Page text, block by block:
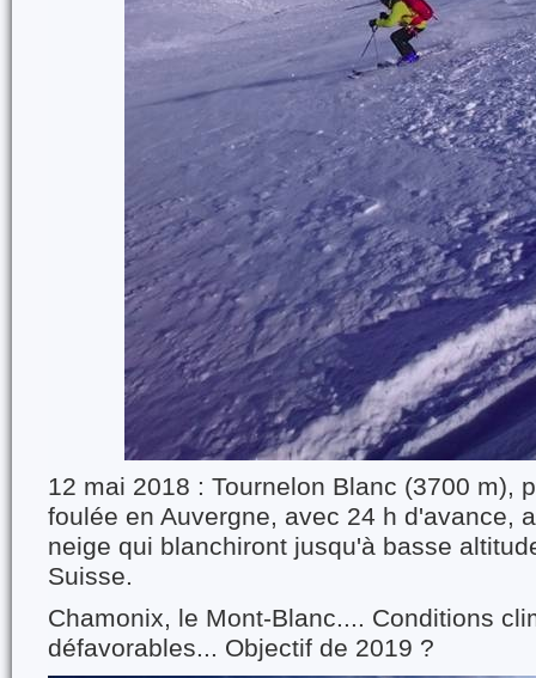
12 mai 2018 : Tournelon Blanc (3700 m),
foulée en Auvergne, avec 24 h d'avance,
neige qui blanchiront jusqu'à basse
Suisse.
Chamonix, le Mont-Blanc.... Conditions
défavorables... Objectif de 2019 ?